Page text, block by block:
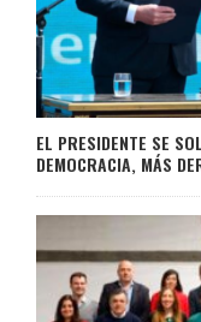
EL PRESIDENTE SE
DEMOCRACIA, MÁS